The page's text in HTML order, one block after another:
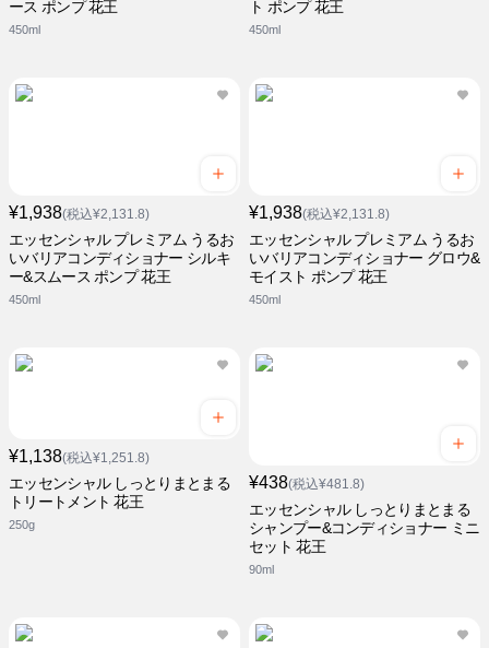
ース ポンプ 花王
450ml
ト ポンプ 花王
450ml
¥1,938(税込¥2,131.8)
エッセンシャル プレミアム うるお
いバリアコンディショナー シルキ
ー&スムース ポンプ 花王
450ml
¥1,938(税込¥2,131.8)
エッセンシャル プレミアム うるお
いバリアコンディショナー グロウ&
モイスト ポンプ 花王
450ml
¥1,138(税込¥1,251.8)
エッセンシャル しっとりまとまる
トリートメント 花王
250g
¥438(税込¥481.8)
エッセンシャル しっとりまとまる
シャンプー&コンディショナー ミニ
セット 花王
90ml